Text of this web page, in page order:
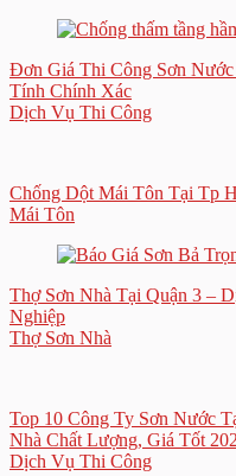
Đơn Giá Thi Công Sơn
Tính Chính Xác
Dịch Vụ Thi Công
Chống Dột Mái Tôn Tại Tp
Mái Tôn
Thợ Sơn Nhà Tại Quận 3 –
Nghiệp
Thợ Sơn Nhà
Top 10 Công Ty Sơn Nước
Nhà Chất Lượng, Giá Tốt
Dịch Vụ Thi Công